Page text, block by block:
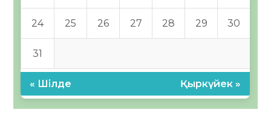
24 25 26 27 28 29 30
31
« Шілде Қыркүйек »